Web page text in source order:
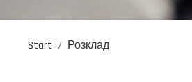
Start Розклад